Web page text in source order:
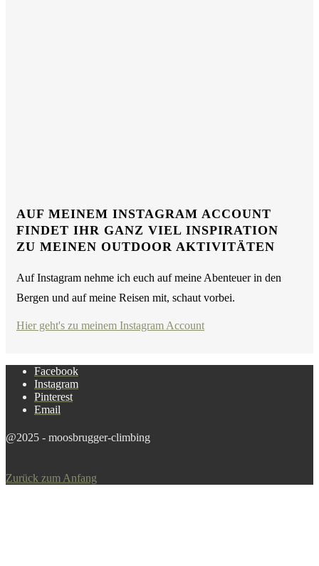
AUF MEINEM INSTAGRAM ACCOUNT
FINDET IHR GANZ VIEL INSPIRATION
ZU MEINEN OUTDOOR AKTIVITÄTEN
Auf Instagram nehme ich euch auf meine Abenteuer in den
Bergen und auf meine Reisen mit, schaut vorbei.
Hier geht's zu meinem Instagram Account
Facebook
Instagram
Pinterest
Email
@2025 - moosbrugger-climbing
Zurück zum Anfang